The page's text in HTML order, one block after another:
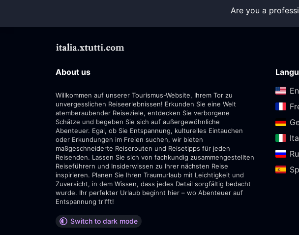
Are you a
About us
Willkommen auf unserer Tourismus-Website, Ihrem Tor zu
unvergesslichen Reiseerlebnissen! Erkunden Sie eine Welt
atemberaubender Reiseziele, entdecken Sie verborgene
Schätze und begeben Sie sich auf außergewöhnliche
Abenteuer. Egal, ob Sie Entspannung, kulturelles Eintauchen
oder Erkundungen im Freien suchen, wir bieten
maßgeschneiderte Reiserouten und Reisetipps für jeden
Reisenden. Lassen Sie sich von fachkundig zusammengestellten
Reiseführern und Insiderwissen zu Ihrer nächsten Reise
inspirieren. Planen Sie Ihren Traumurlaub mit Leichtigkeit und
Zuversicht, in dem Wissen, dass jedes Detail sorgfältig bedacht
wurde. Ihr perfekter Urlaub beginnt hier – wo Abenteuer auf
Entspannung trifft!
Switch to dark mode